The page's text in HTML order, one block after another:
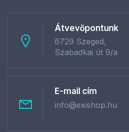
Átvevőpontunk
6729 Szeged,
Szabadkai út 9/a
E-mail cím
info@exishop.hu